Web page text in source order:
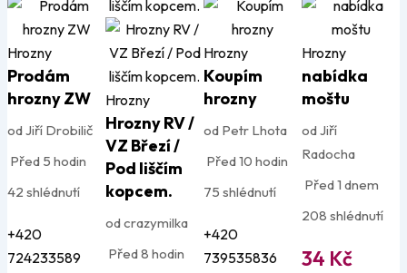
Hrozny
Prodám
hrozny ZW
od Jiří Drobilič
Před 5 hodin
42 shlédnutí
+420
724233589
Hrozny
Hrozny RV /
VZ Březí /
Pod liščím
kopcem.
od crazymilka
Před 8 hodin
Hrozny
Koupím
hrozny
od Petr Lhota
Před 10 hodin
75 shlédnutí
+420
739535836
Hrozny
nabídka
moštu
od Jiří
Radocha
Před 1 dnem
208 shlédnutí
34 Kč